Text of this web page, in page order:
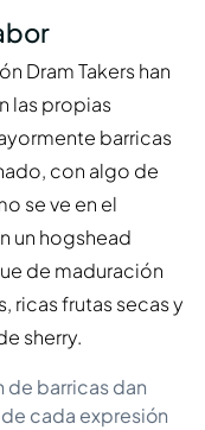
Dram Takers han
las propias
barricas
con algo de
se ve en el
un hogshead
de maduración
ricas frutas secas y
sherry.
barricas dan
cada expresión